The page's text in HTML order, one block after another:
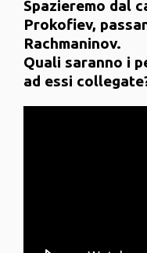
Spazieremo dal
Prokofiev,
Rachmaninov.
Quali saranno i
ad essi